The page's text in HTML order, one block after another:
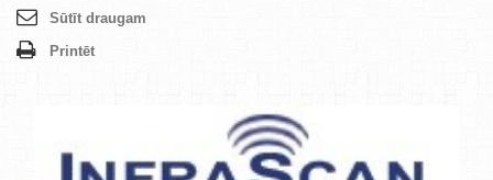
Sūtīt draugam
Printēt